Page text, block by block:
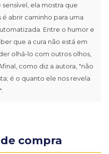
ela mostra que
abrir caminho para uma
Entre o humor e
que a cura não está em
olhá-lo com outros olhos,
como diz a autora, "não
é o quanto ele nos revela
compra